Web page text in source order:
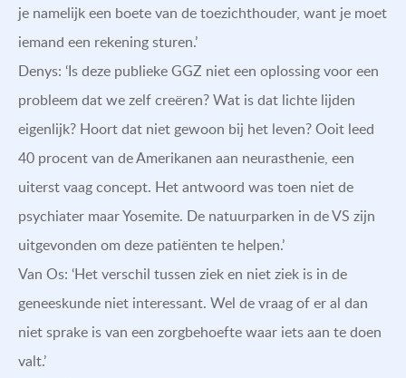
je namelijk een boete van de toezichthouder, want je moet
iemand een rekening sturen.’
Denys: ‘Is deze publieke GGZ niet een oplossing voor een
probleem dat we zelf creëren? Wat is dat lichte lijden
eigenlijk? Hoort dat niet gewoon bij het leven? Ooit leed
40 procent van de Amerikanen aan neurasthenie, een
uiterst vaag concept. Het antwoord was toen niet de
psychiater maar Yosemite. De natuurparken in de VS zijn
uitgevonden om deze patiënten te helpen.’
Van Os: ‘Het verschil tussen ziek en niet ziek is in de
geneeskunde niet interessant. Wel de vraag of er al dan
niet sprake is van een zorgbehoefte waar iets aan te doen
valt.’